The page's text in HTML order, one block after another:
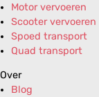
Motor vervoeren
Scooter vervoeren
Spoed transport
Quad transport
Over
Blog